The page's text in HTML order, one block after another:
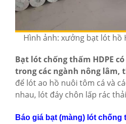
Hình ảnh: xưởng bạt lót hồ
Bạt lót chống thấm HDPE
trong các ngành nông lâm,
để lót ao hồ nuôi tôm cá và
nhau, lót đáy chôn lấp rác
Báo giá bạt (màng) lót chống